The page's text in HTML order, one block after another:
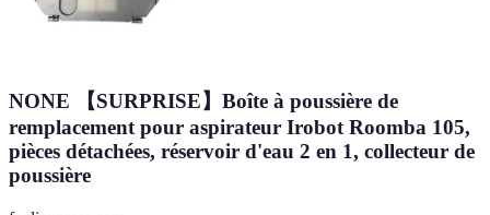
NONE 【SURPRISE】Boîte à poussière de
remplacement pour aspirateur Irobot Roomba 105,
pièces détachées, réservoir d'eau 2 en 1, collecteur de
poussière